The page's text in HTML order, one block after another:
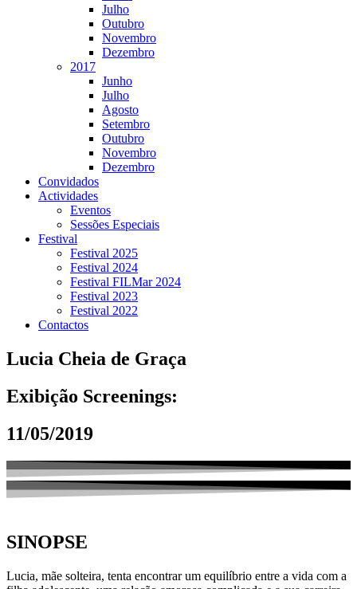
Julho
Outubro
Novembro
Dezembro
2017
Junho
Julho
Agosto
Setembro
Outubro
Novembro
Dezembro
Convidados
Actividades
Eventos
Sessões Especiais
Festival
Festival 2025
Festival 2024
Festival FILMar 2024
Festival 2023
Festival 2022
Contactos
Lucia Cheia de Graça
Exibição Screenings:
11/05/2019
SINOPSE
Lucia, mãe solteira, tenta encontrar um equilíbrio entre a vida com a